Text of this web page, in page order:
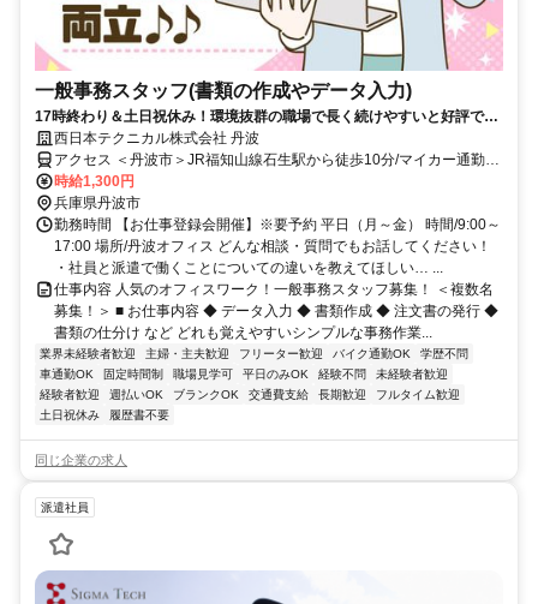
一般事務スタッフ(書類の作成やデータ入力)
17時終わり＆土日祝休み！環境抜群の職場で長く続けやすいと好評で
す！西日本テクニカル株式会社 丹波
アクセス ＜丹波市＞JR福知山線石生駅から徒歩10分/マイカー通勤
OK
時給1,300円
兵庫県丹波市
勤務時間 【お仕事登録会開催】※要予約 平日（月～金） 時間/9:00～
17:00 場所/丹波オフィス どんな相談・質問でもお話してください！
・社員と派遣で働くことについての違いを教えてほしい… ...
仕事内容 人気のオフィスワーク！一般事務スタッフ募集！ ＜複数名
募集！＞ ■ お仕事内容 ◆ データ入力 ◆ 書類作成 ◆ 注文書の発行 ◆
書類の仕分け など どれも覚えやすいシンプルな事務作業...
業界未経験者歓迎 主婦・主夫歓迎 フリーター歓迎 バイク通勤OK
学歴不問
車通勤OK
固定時間制 職場見学可 平日のみOK 経験不問
未経験者歓迎
経験者歓迎
週払いOK ブランクOK 交通費支給 長期歓迎
フルタイム歓迎
土日祝休み
履歴書不要
同じ企業の求人
派遣社員